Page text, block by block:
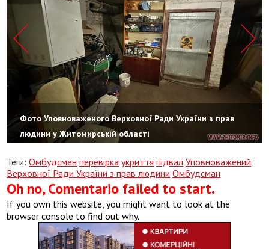
Фото Уповноваженого Верховної Ради України з прав
людини у Житомирській області
Теги:Омбудсмен перевірка укриття підвал Уповноважений
Верховної Ради України з прав людини Омбудсман
Oh no, Comentario failed to start.
If you own this website, you might want to look at the
browser console to find out why.